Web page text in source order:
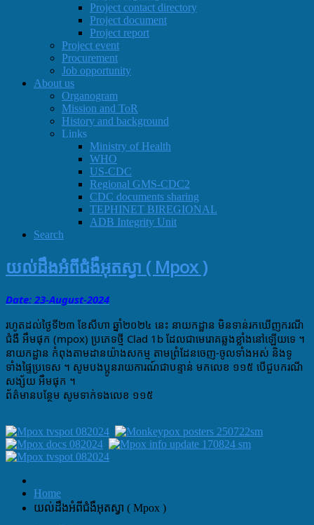
Project contact directory
Project document
Project report
Project event
Procurement
Job opportunity
About us
Organogram
Mission and ToR
History and background
Links
Ministry of Health
WHO
US-CDC
Regional GMS-CDC2
CDC documents sharing
TEPHINET BIREGIONAL
ADB Integrity Unit
Search
យល់ដឹងអំពីជំងឺអុតស្វា ( Mpox )
Date: 23-August-2024
រហូតដល់ថ្ងៃទី២៣​ ខែសីហា​ ឆ្នាំ២០២៤​ នេះ នាយកដ្ឋាន​ មិនទាន់រកឃេីញករណី
ជំងឺ​ អឹមផុក​ (mpox) ប្រភេទថ្មី​ Clad 1b ដែលជាមេរោគឆ្លងខ្លាំងនៅឡេីយទេ​ ។
នាយកដ្ឋាន កំពុងតាមដានយ៉ាងសកម្ម តាមព្រំដែន​ចេញ-ចូល​ទាំងអស់​ និងទូ
ទាំងផ្ទៃប្រទេស​ ។ សូមបងប្អូនរាយការណ៍ជាបន្ទាន់ មកលេខ​ ១១៥​ បេីជួបករណី
សង្ស័យ​ អឹមផុ​ក​ ។
ព័ត៌មាន​បន្ថែម​ សូម​ទាក់ទង​លេខ​ ១១៥
Home
យល់ដឹងអំពីជំងឺអុតស្វា ( Mpox )